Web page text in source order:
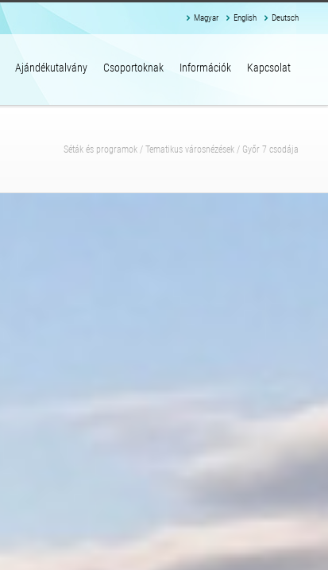
Magyar English Deutsch
Ajándékutalvány Csoportoknak Információk Kapcsolat
Séták és programok / Tematikus városnézések / Győr 7 csodája